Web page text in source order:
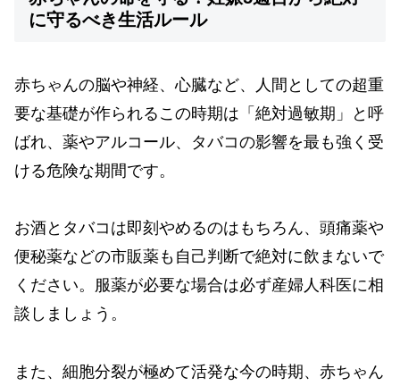
に守るべき生活ルール
赤ちゃんの脳や神経、心臓など、人間としての超重
要な基礎が作られるこの時期は「絶対過敏期」と呼
ばれ、薬やアルコール、タバコの影響を最も強く受
ける危険な期間です。
お酒とタバコは即刻やめるのはもちろん、頭痛薬や
便秘薬などの市販薬も自己判断で絶対に飲まないで
ください。服薬が必要な場合は必ず産婦人科医に相
談しましょう。
また、細胞分裂が極めて活発な今の時期、赤ちゃん